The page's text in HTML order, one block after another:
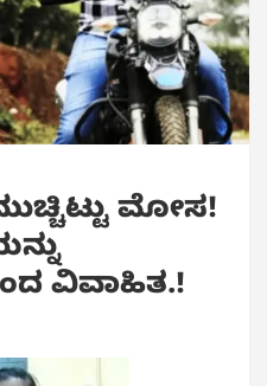
ಮೋಸ!
ವಿವಾಹಿತ.!